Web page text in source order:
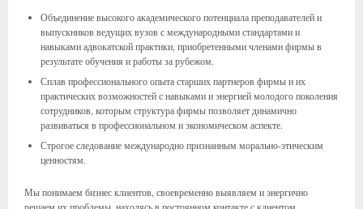
Объединение высокого академического потенциала преподавателей и
выпускников ведущих вузов с международными стандартами и
навыками адвокатской практики, приобретенными членами фирмы в
результате обучения и работы за рубежом.
Сплав профессионального опыта старших партнеров фирмы и их
практических возможностей с навыками и энергией молодого поколения
сотрудников, которым структура фирмы позволяет динамично
развиваться в профессиональном и экономическом аспекте.
Строгое следование международно признанным морально-этическим
ценностям.
Мы понимаем бизнес клиентов, своевременно выявляем и энергично